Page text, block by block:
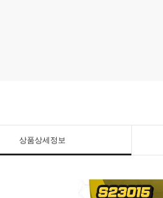
상품상세정보